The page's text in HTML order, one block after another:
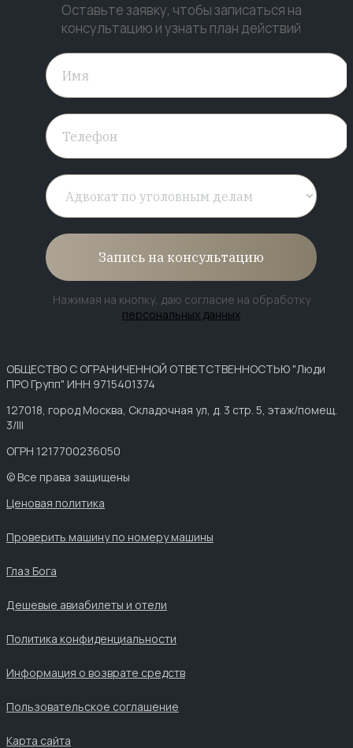
Оставьте заявку, чтобы записаться на
консультацию и узнать план действий
Запись на консультацию
Нажимая на кнопку, даю согласие на обработку
персональных данных
ОБЩЕСТВО С ОГРАНИЧЕННОЙ ОТВЕТСТВЕННОСТЬЮ "Люди
ПРО Групп" ИНН 9715401374
127018, город Москва, Складочная ул, д. 3 стр. 5, этаж/помещ.
3/III
ОГРН 1217700236050
© Все права защищены
Ценовая политика
Проверить машину по номеру машины
Глаз Бога
Дешевые авиабилеты и отели
Политика конфиденциальности
Информация о возврате средств
Пользовательское соглашение
Карта сайта